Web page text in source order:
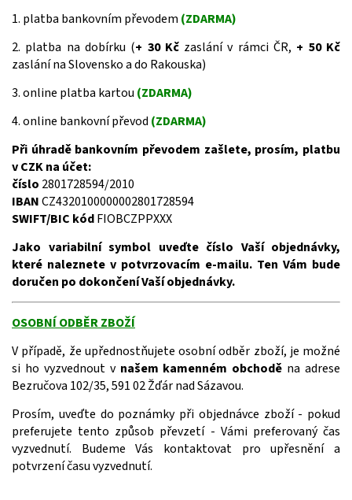
1. platba bankovním převodem (ZDARMA)
2. platba na dobírku (+ 30 Kčzaslání v rámci ČR, + 50 Kč
zaslání na Slovensko a do Rakouska)
3. online platba kartou (ZDARMA)
4. online bankovní převod (ZDARMA)
Při úhradě bankovním převodem zašlete, prosím, platbu
v CZK na účet:
číslo 2801728594/2010
IBANCZ4320100000002801728594
SWIFT/BIC kódFIOBCZPPXXX
Jako variabilní symbol uveďte číslo Vaší objednávky,
které naleznete v potvrzovacím e-mailu. Ten Vám bude
doručen po dokončení Vaší objednávky.
OSOBNÍ ODBĚR ZBOŽÍ
V případě, že upřednostňujete osobní odběr zboží, je možné
si ho vyzvednout v našem kamenném obchodě na adrese
Bezručova 102/35, 591 02 Žďár nad Sázavou.
Prosím, uveďte do poznámky při objednávce zboží - pokud
preferujete tento způsob převzetí - Vámi preferovaný čas
vyzvednutí. Budeme Vás kontaktovat pro upřesnění a
potvrzení času vyzvednutí.